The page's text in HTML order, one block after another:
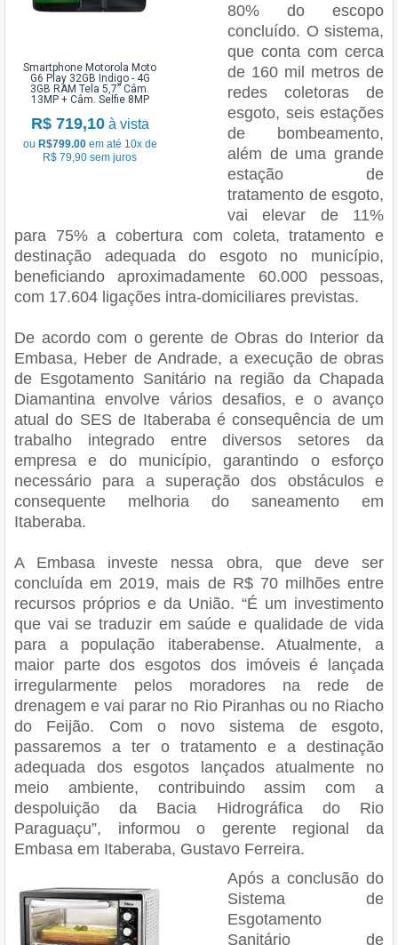
Smartphone Motorola Moto
G6 Play 32GB Indigo - 4G
3GB RAM Tela 5,7” Câm.
13MP + Câm. Selfie 8MP
R$ 719,10à vista
ou R$799.00em até 10x de
R$ 79,90 sem juros
80% do escopo
concluído. O sistema,
que conta com cerca
de 160 mil metros de
redes coletoras de
esgoto, seis estações
de bombeamento,
além de uma grande
estação de
tratamento de esgoto,
vai elevar de 11%
para 75% a cobertura com coleta, tratamento e
destinação adequada do esgoto no município,
beneficiando aproximadamente 60.000 pessoas,
com 17.604 ligações intra-domiciliares previstas.
De acordo com o gerente de Obras do Interior da
Embasa, Heber de Andrade, a execução de obras
de Esgotamento Sanitário na região da Chapada
Diamantina envolve vários desafios, e o avanço
atual do SES de Itaberaba é consequência de um
trabalho integrado entre diversos setores da
empresa e do município, garantindo o esforço
necessário para a superação dos obstáculos e
consequente melhoria do saneamento em
Itaberaba.
A Embasa investe nessa obra, que deve ser
concluída em 2019, mais de R$ 70 milhões entre
recursos próprios e da União. “É um investimento
que vai se traduzir em saúde e qualidade de vida
para a população itaberabense. Atualmente, a
maior parte dos esgotos dos imóveis é lançada
irregularmente pelos moradores na rede de
drenagem e vai parar no Rio Piranhas ou no Riacho
do Feijão. Com o novo sistema de esgoto,
passaremos a ter o tratamento e a destinação
adequada dos esgotos lançados atualmente no
meio ambiente, contribuindo assim com a
despoluição da Bacia Hidrográfica do Rio
Paraguaçu”, informou o gerente regional da
Embasa em Itaberaba, Gustavo Ferreira.
Após a conclusão do
Sistema de
Esgotamento
Sanitário de